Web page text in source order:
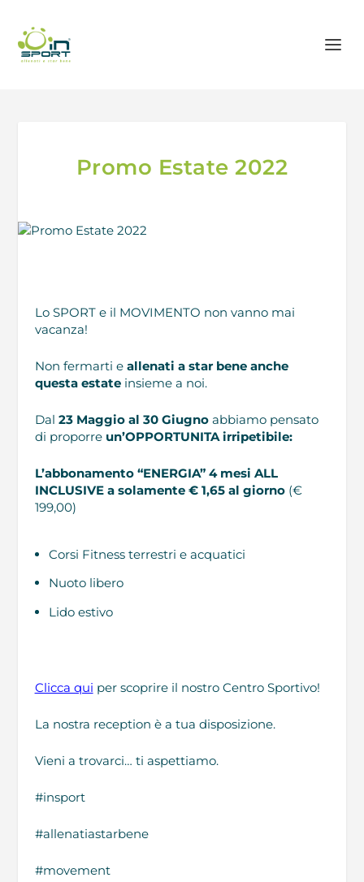
Promo Estate 2022
Lo SPORT e il MOVIMENTO non vanno mai
vacanza!
Non fermarti e allenati a star bene anche
questa estateinsieme a noi.
Dal 23 Maggio al 30 Giugnoabbiamo pensato
di proporreun’OPPORTUNITA irripetibile:
L’abbonamento “ENERGIA” 4 mesi ALL
INCLUSIVE a solamente € 1,65 al giorno (€
199,00)
Corsi Fitness terrestri e acquatici
Nuoto libero
Lido estivo
Clicca qui per scoprire il nostro Centro Sportivo!
La nostra reception è a tua disposizione.
Vieni a trovarci… ti aspettiamo.
#insport
#allenatiastarbene
#movement